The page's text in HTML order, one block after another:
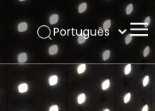
Português
العربية
Français